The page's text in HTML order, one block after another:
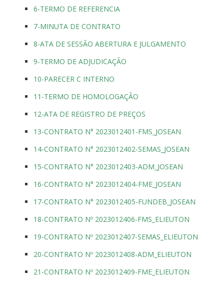
6-TERMO DE REFERENCIA
7-MINUTA DE CONTRATO
8-ATA DE SESSÃO ABERTURA E JULGAMENTO
9-TERMO DE ADJUDICAÇÃO
10-PARECER C INTERNO
11-TERMO DE HOMOLOGAÇÃO
12-ATA DE REGISTRO DE PREÇOS
13-CONTRATO N° 2023012401-FMS_JOSEAN
14-CONTRATO N° 2023012402-SEMAS_JOSEAN
15-CONTRATO N° 2023012403-ADM_JOSEAN
16-CONTRATO N° 2023012404-FME_JOSEAN
17-CONTRATO N° 2023012405-FUNDEB_JOSEAN
18-CONTRATO Nº 2023012406-FMS_ELIEUTON
19-CONTRATO Nº 2023012407-SEMAS_ELIEUTON
20-CONTRATO Nº 2023012408-ADM_ELIEUTON
21-CONTRATO Nº 2023012409-FME_ELIEUTON